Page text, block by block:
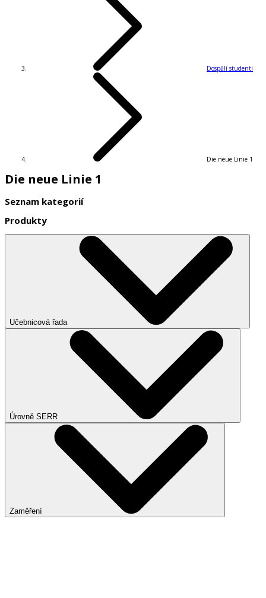
Dospělí studenti
Die neue Linie 1
Die neue Linie 1
Seznam kategorií
Produkty
Učebnicová řada
Úrovně SERR
Zaměření